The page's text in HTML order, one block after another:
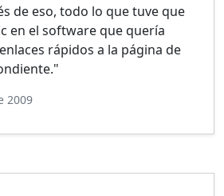
de eso, todo lo que tuve que
en el software que quería
rápidos a la página de
2009